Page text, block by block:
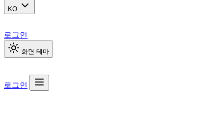
KO
로그인
화면 테마
로그인